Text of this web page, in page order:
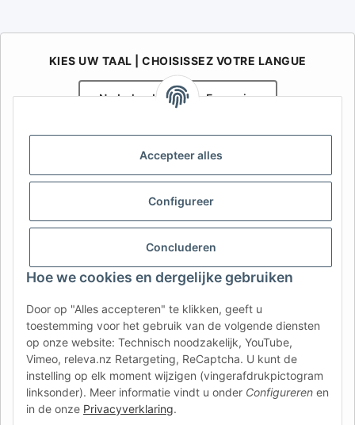
Accepteer alles
Configureer
Concluderen
Hoe we cookies en dergelijke gebruiken
Door op "Alles accepteren" te klikken, geeft u
toestemming voor het gebruik van de volgende diensten
op onze website: Technisch noodzakelijk, YouTube,
Vimeo, releva.nz Retargeting, ReCaptcha. U kunt de
instelling op elk moment wijzigen (vingerafdrukpictogram
linksonder). Meer informatie vindt u onder Configureren en
in de onze Privacyverklaring.
KIES UW TAAL | CHOISISSEZ VOTRE LANGUE
Nederlands Français
Uw specialist in onderdelen voor aanhangwagens | Votre
spécialiste en pièces détachées pour remorques
Contact: info@afatek.com
AFATEK INTERNATIONAL – SELECT REGION & LANGUAGE | KIES
CH (DE)
CH (IT) BE (NL) BE (FR)
FR IT ES DK PL
UK NZ USA MX PT
SE FI CZ HU SK